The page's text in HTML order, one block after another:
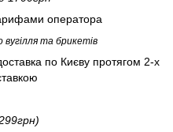
оператора
та брикетів
по Києву протягом 2-х